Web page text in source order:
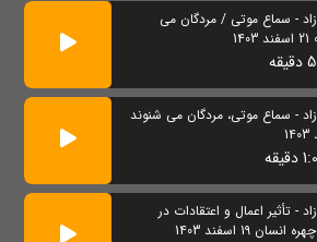
- سماع موتی / مردگان می
- سماع موتی، مردگان می شنوند
- تأثیر اعمال و اعتقادات در
19 اسفند 1403